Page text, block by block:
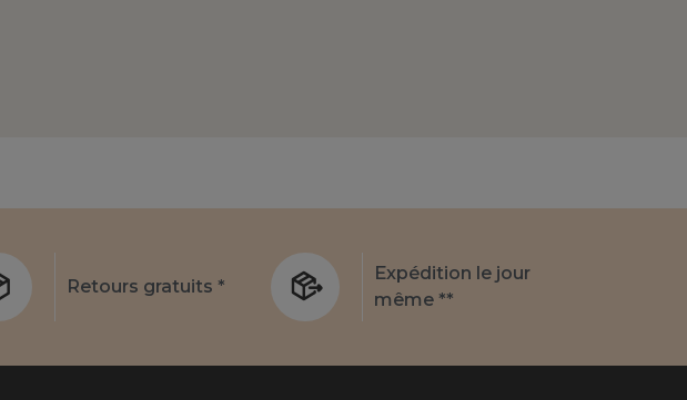
Retours gratuits *
Expédition le jour
même **